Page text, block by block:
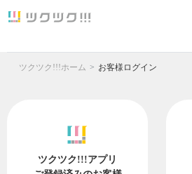
ツクツク!!!ホーム お客様ログイン
ツクツク!!!アプリ